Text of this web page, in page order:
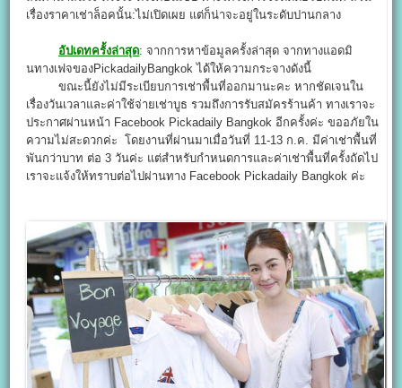
เรื่องราคาเช่าล็อคนั้น:ไม่เปิดเผย แต่ก็น่าจะอยู่ในระดับปานกลาง
อัปเดทครั้งล่าสุด: จากการหาข้อมูลครั้งล่าสุด จากทางแอดมิ
นทางเฟจของPickadailyBangkok ได้ให้ความกระจางดังนี้
ขณะนี้ยังไม่มีระเบียบการเช่าพื้นที่ออกมานะคะ หากชัดเจนใน
เรื่องวันเวลาและค่าใช้จ่ายเช่าบูธ รวมถึงการรับสมัครร้านค้า ทางเราจะ
ประกาศผ่านหน้า Facebook Pickadaily Bangkok อีกครั้งค่ะ ขออภัยใน
ความไม่สะดวกค่ะ โดยงานที่ผ่านมาเมื่อวันที่ 11-13 ก.ค. มีค่าเช่าพื้นที่
พันกว่าบาท ต่อ 3 วันค่ะ แต่สำหรับกำหนดการและค่าเช่าพื้นที่ครั้งถัดไป
เราจะแจ้งให้ทราบต่อไปผ่านทาง Facebook Pickadaily Bangkok ค่ะ